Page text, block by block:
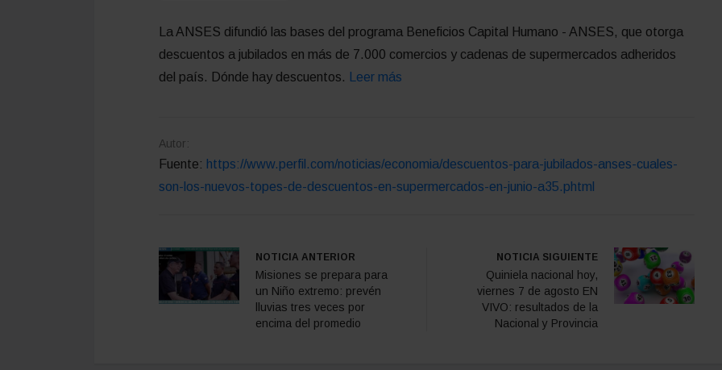
La ANSES difundió las bases del programa Beneficios Capital Humano - ANSES, que otorga
descuentos a jubilados en más de 7.000 comercios y cadenas de supermercados adheridos
del país. Dónde hay descuentos.
Leer más
Autor:
Fuente: https://www.perfil.com/noticias/economia/descuentos-para-jubilados-anses-cuales-
son-los-nuevos-topes-de-descuentos-en-supermercados-en-junio-a35.phtml
NOTICIA ANTERIOR
Misiones se prepara para
un Niño extremo: prevén
lluvias tres veces por
encima del promedio
NOTICIA SIGUIENTE
Quiniela nacional hoy,
viernes 7 de agosto EN
VIVO: resultados de la
Nacional y Provincia